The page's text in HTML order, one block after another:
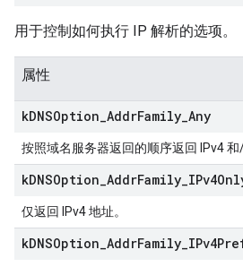
用于控制如何执行 IP 解析的选项。
属性
kDNSOption AddrFamily Any
按照域名服务器返回的顺序返回 IPv4 和/
kDNSOption AddrFamily
仅返回 IPv4 地址。
kDNSOption AddrFamily